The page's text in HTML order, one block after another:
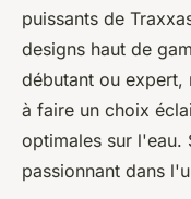
puissants de
designs haut de
débutant ou expert,
à faire un choix
optimales sur l'eau.
passionnant dans